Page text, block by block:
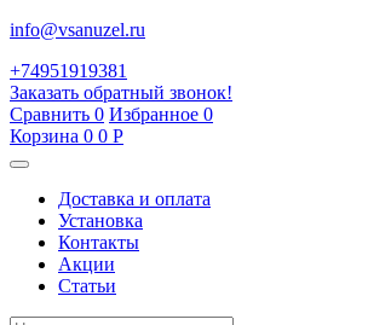
info@vsanuzel.ru
+74951919381
Заказать обратный звонок!
Сравнить 0 Избранное 0
Корзина 0 0 Р
Доставка и оплата
Установка
Контакты
Акции
Статьи